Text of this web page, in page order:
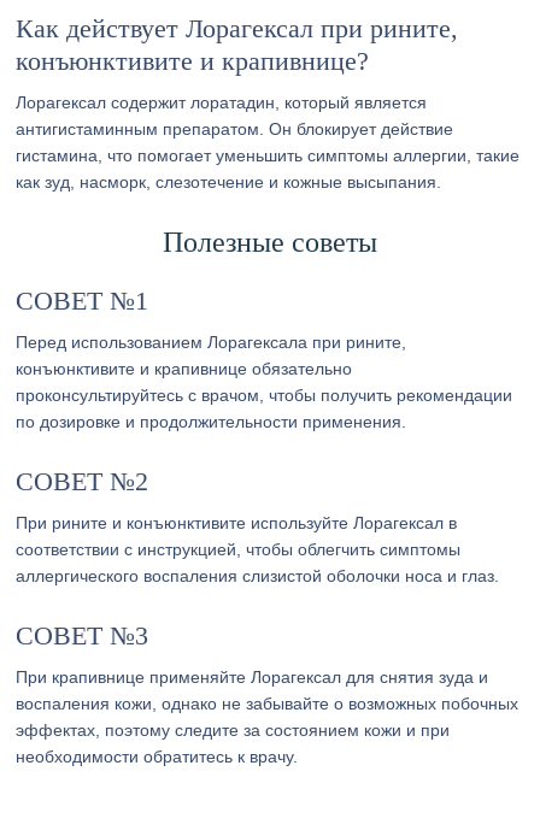
Как действует Лорагексал при рините,
конъюнктивите и крапивнице?
Лорагексал содержит лоратадин, который является
антигистаминным препаратом. Он блокирует действие
гистамина, что помогает уменьшить симптомы аллергии, такие
как зуд, насморк, слезотечение и кожные высыпания.
Полезные советы
СОВЕТ №1
Перед использованием Лорагексала при рините,
конъюнктивите и крапивнице обязательно
проконсультируйтесь с врачом, чтобы получить рекомендации
по дозировке и продолжительности применения.
СОВЕТ №2
При рините и конъюнктивите используйте Лорагексал в
соответствии с инструкцией, чтобы облегчить симптомы
аллергического воспаления слизистой оболочки носа и глаз.
СОВЕТ №3
При крапивнице применяйте Лорагексал для снятия зуда и
воспаления кожи, однако не забывайте о возможных побочных
эффектах, поэтому следите за состоянием кожи и при
необходимости обратитесь к врачу.